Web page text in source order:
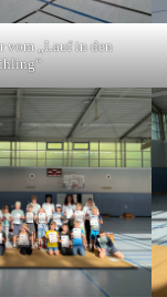
vom „Lauf in den